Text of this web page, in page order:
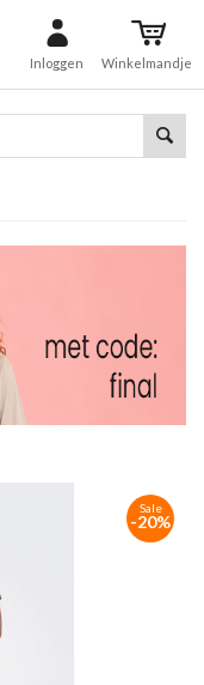
Inloggen Winkelmandje
Sale
-20%